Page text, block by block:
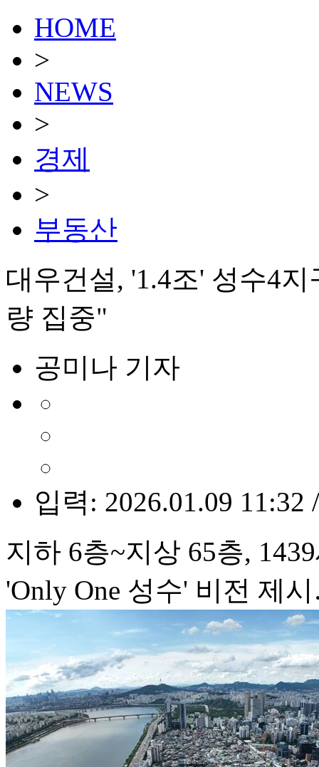
HOME
>
NEWS
>
경제
>
부동산
대우건설, '1.4조' 성수4
량 집중"
공미나 기자
입력: 2026.01.09 11:32
지하 6층~지상 65층,
'Only One 성수' 비전 제